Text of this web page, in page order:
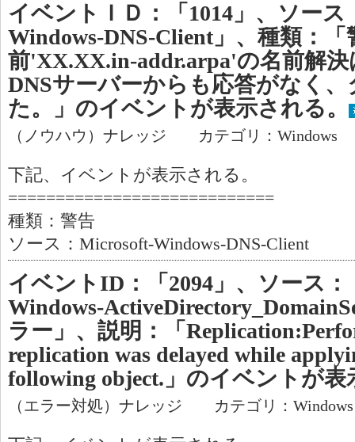
イベントＩＤ：「1014」、ソース
Windows-DNS-Client」、種類：
前'XX.XX.in-addr.arpa'の名前解
DNSサーバーからも応答がなく
た。」のイベントが表示される。
（ノウハウ）ナレッジ カテゴリ：Windows
下記、イベントが表示される。
============================
種類：警告
ソース：Microsoft-Windows-DNS-Client
イベントID：「2094」、ソース：
Windows-
ラー」、説明：「
replication was delayed while
following object.」のイベントが表
（エラー対処）ナレッジ カテゴリ：